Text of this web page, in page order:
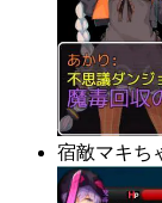
宿敵マキち